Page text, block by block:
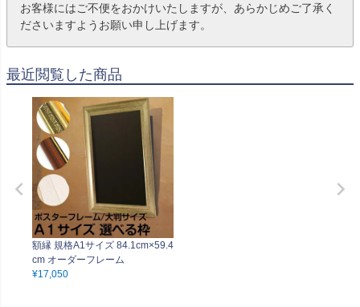
お客様にはご不便をおかけいたしますが、あらかじめご了承く
ださいますようお願い申し上げます。
最近閲覧した商品
額縁 規格A1サイズ 84.1cm×59.4
cm オーダーフレーム
¥17,050